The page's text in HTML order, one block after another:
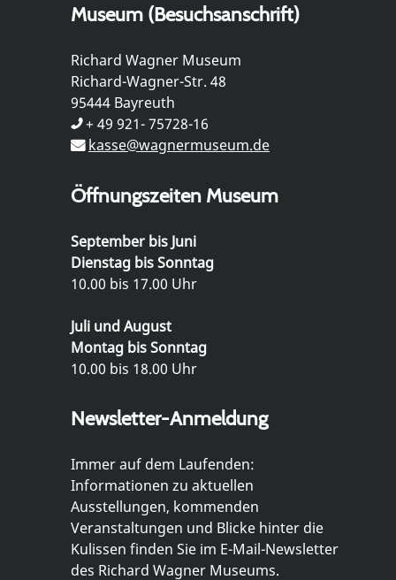
Museum (Besuchsanschrift)
Richard Wagner Museum
Richard-Wagner-Str. 48
95444 Bayreuth
+ 49 921- 75728-16
kasse@wagnermuseum.de
Öffnungszeiten Museum
September bis Juni
Dienstag bis Sonntag
10.00 bis 17.00 Uhr
Juli und August
Montag bis Sonntag
10.00 bis 18.00 Uhr
Newsletter-Anmeldung
Immer auf dem Laufenden:
Informationen zu aktuellen
Ausstellungen, kommenden
Veranstaltungen und Blicke hinter die
Kulissen finden Sie im E-Mail-Newsletter
des Richard Wagner Museums.